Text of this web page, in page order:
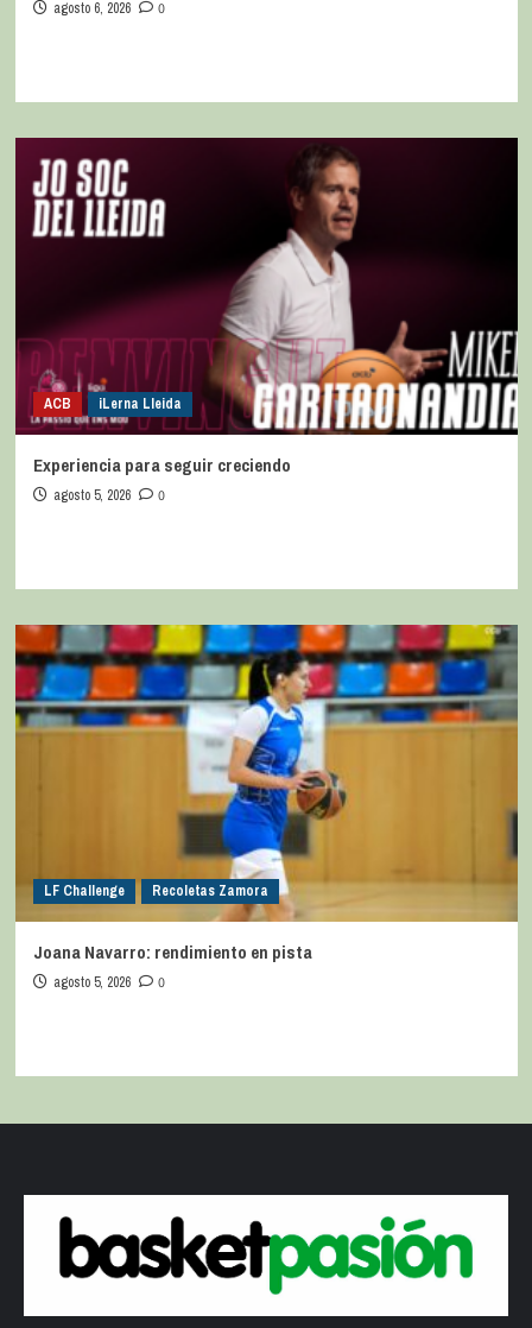
agosto 6, 2026 0
ACB iLerna Lleida
Experiencia para seguir creciendo
agosto 5, 2026 0
LF Challenge Recoletas Zamora
Joana Navarro: rendimiento en pista
agosto 5, 2026 0